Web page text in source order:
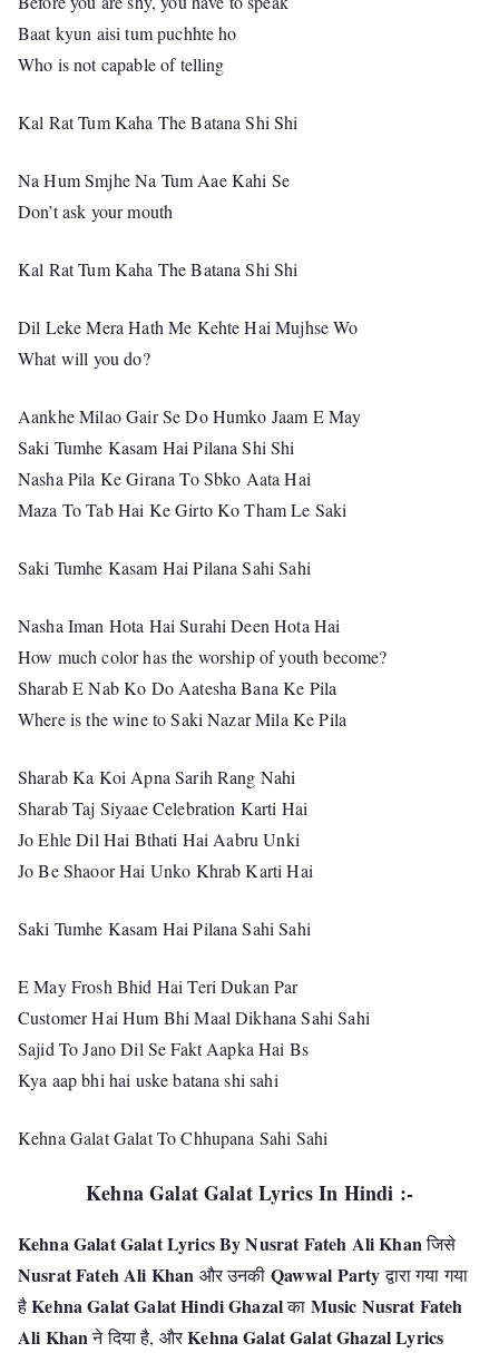
Baat kyun aisi tum puchhte ho
Who is not capable of telling
Kal Rat Tum Kaha The Batana Shi Shi
Na Hum Smjhe Na Tum Aae Kahi Se
Don’t ask your mouth
Kal Rat Tum Kaha The Batana Shi Shi
Dil Leke Mera Hath Me Kehte Hai Mujhse Wo
What will you do?
Aankhe Milao Gair Se Do Humko Jaam E May
Saki Tumhe Kasam Hai Pilana Shi Shi
Nasha Pila Ke Girana To Sbko Aata Hai
Maza To Tab Hai Ke Girto Ko Tham Le Saki
Saki Tumhe Kasam Hai Pilana Sahi Sahi
Nasha Iman Hota Hai Surahi Deen Hota Hai
How much color has the worship of youth become?
Sharab E Nab Ko Do Aatesha Bana Ke Pila
Where is the wine to Saki Nazar Mila Ke Pila
Sharab Ka Koi Apna Sarih Rang Nahi
Sharab Taj Siyaae Celebration Karti Hai
Jo Ehle Dil Hai Bthati Hai Aabru Unki
Jo Be Shaoor Hai Unko Khrab Karti Hai
Saki Tumhe Kasam Hai Pilana Sahi Sahi
E May Frosh Bhid Hai Teri Dukan Par
Customer Hai Hum Bhi Maal Dikhana Sahi Sahi
Sajid To Jano Dil Se Fakt Aapka Hai Bs
Kya aap bhi hai uske batana shi sahi
Kehna Galat Galat To Chhupana Sahi Sahi
Kehna Galat Galat Lyrics In Hindi :-
Kehna Galat Galat Lyrics By Nusrat Fateh Ali Khanजिसे
Nusrat Fateh Ali Khan और उनकी Qawwal Partyद्वारा गया गया
हैKehna Galat Galat Hindi Ghazalका Music Nusrat Fateh
Ali Khanने दिया है, औरKehna Galat Galat Ghazal Lyrics